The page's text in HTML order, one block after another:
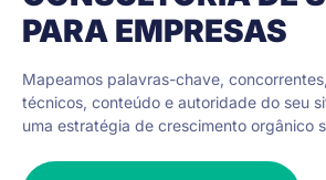
PARA EMPRESAS
Mapeamos palavras-chave,
técnicos, conteúdo e autoridade do seu
uma estratégia de crescimento orgânico